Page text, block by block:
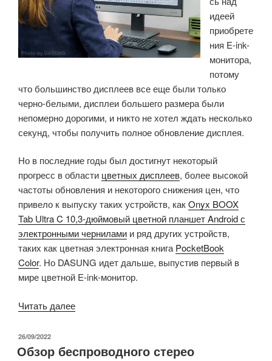
автономный
монитор
(краудфандинг)»
идеей
приобрете
ния E-ink-
монитора,
потому
что большинство дисплеев все еще были только
черно-белыми, дисплеи большего размера были
непомерно дорогими, и никто не хотел ждать несколько
секунд, чтобы получить полное обновление дисплея.
Но в последние годы был достигнут некоторый
прогресс в области цветных дисплеев, более высокой
частоты обновления и некоторого снижения цен, что
привело к выпуску таких устройств, какOnyx BOOX
Tab Ultra C 10,3-дюймовый цветной планшет Android с
электронными чернилами и ряд других устройств,
таких как цветная электронная книгаPocketBook
Color. Но DASUNG идет дальше, выпустив первый в
мире цветной E-ink-монитор.
Читать далее«DASUNG
в
ОПУБЛИКОВАНО
26/09/2022
Обзор беспроводного стерео